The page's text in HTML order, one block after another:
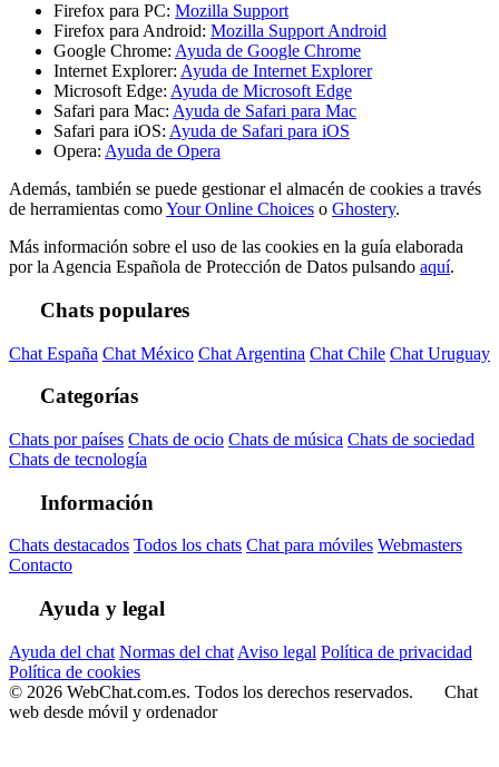
Firefox para PC: Mozilla Support
Firefox para Android: Mozilla Support Android
Google Chrome: Ayuda de Google Chrome
Internet Explorer: Ayuda de Internet Explorer
Microsoft Edge: Ayuda de Microsoft Edge
Safari para Mac: Ayuda de Safari para Mac
Safari para iOS: Ayuda de Safari para iOS
Opera: Ayuda de Opera
Además, también se puede gestionar el almacén de cookies a través
de herramientas comoYour Online Choices o Ghostery.
Más información sobre el uso de las cookies en la guía elaborada
por la Agencia Española de Protección de Datos pulsando aquí.
Chats populares
Chat España Chat México Chat Argentina Chat Chile Chat Uruguay
Categorías
Chats por países Chats de ocio Chats de música Chats de sociedad
Chats de tecnología
Información
Chats destacados Todos los chats Chat para móviles Webmasters
Contacto
Ayuda y legal
Ayuda del chat Normas del chat Aviso legal Política de privacidad
Política de cookies
© 2026 WebChat.com.es. Todos los derechos reservados.
Chat
web desde móvil y ordenador